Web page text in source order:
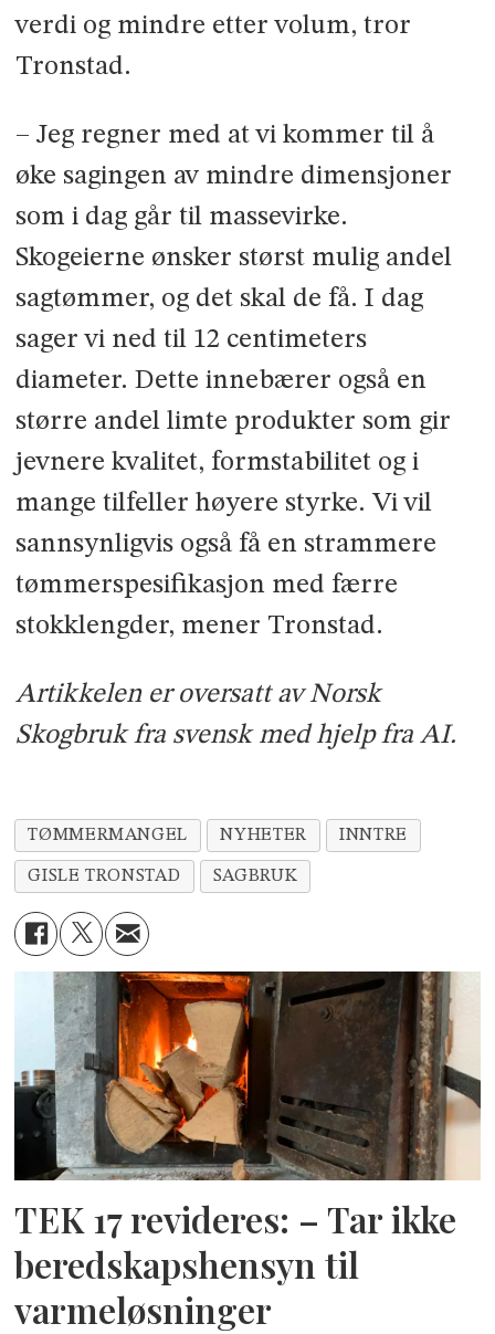
verdi og mindre etter volum, tror
Tronstad.
– Jeg regner med at vi kommer til å
øke sagingen av mindre dimensjoner
som i dag går til massevirke.
Skogeierne ønsker størst mulig andel
sagtømmer, og det skal de få. I dag
sager vi ned til 12 centimeters
diameter. Dette innebærer også en
større andel limte produkter som gir
jevnere kvalitet, formstabilitet og i
mange tilfeller høyere styrke. Vi vil
sannsynligvis også få en strammere
tømmerspesifikasjon med færre
stokklengder, mener Tronstad.
Artikkelen er oversatt av Norsk
Skogbruk fra svensk med hjelp fra AI.
TØMMERMANGEL NYHETER INNTRE
GISLE TRONSTAD SAGBRUK
TEK 17 revideres: – Tar ikke
beredskapshensyn til
varmeløsninger